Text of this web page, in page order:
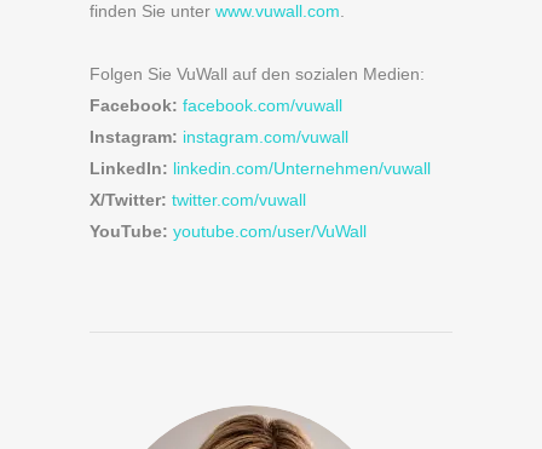
finden Sie unter www.vuwall.com.
Folgen Sie VuWall auf den sozialen Medien:
Facebook: facebook.com/vuwall
Instagram: instagram.com/vuwall
LinkedIn: linkedin.com/Unternehmen/vuwall
X/Twitter: twitter.com/vuwall
YouTube: youtube.com/user/VuWall